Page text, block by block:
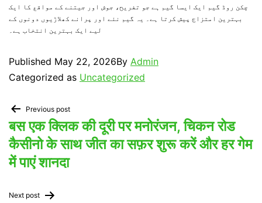
چکن روڈ گیم ایک ایسا گیم ہے جو تفریح، جوش اور جیتنے کے مواقع کا ایک
بہترین امتزاج پیش کرتا ہے۔ یہ گیم نئے اور پرانے کھلاڑیوں دونوں کے
لیے ایک بہترین انتخاب ہے۔
Published May 22, 2026By Admin
Categorized as Uncategorized
Previous post
बस एक क्लिक की दूरी पर मनोरंजन, चिकन रोड
कैसीनो के साथ जीत का सफ़र शुरू करें और हर गेम
में पाएं शानदा
Next post